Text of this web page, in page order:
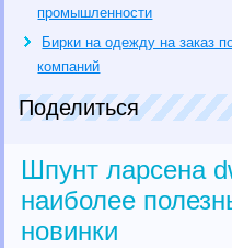
промышленности
Бирки на одежду на заказ
компаний
Поделиться
Шпунт ларсена
наиболее
новинки